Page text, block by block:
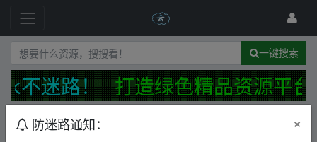
一键搜索
不迷路！ 打造绿色精品资源平台
最新 精华 发布规范
防迷路通知： ×